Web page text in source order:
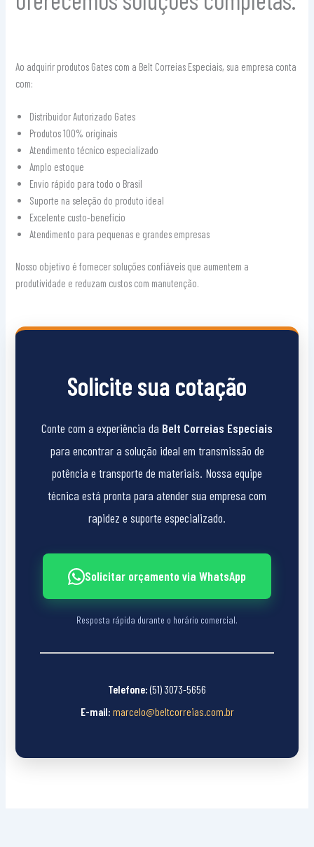
Ao adquirir produtos Gates com a Belt Correias Especiais, sua empresa conta
com:
Distribuidor Autorizado Gates
Produtos 100% originais
Atendimento técnico especializado
Amplo estoque
Envio rápido para todo o Brasil
Suporte na seleção do produto ideal
Excelente custo-benefício
Atendimento para pequenas e grandes empresas
Nosso objetivo é fornecer soluções confiáveis que aumentem a
produtividade e reduzam custos com manutenção.
Solicite sua cotação
Conte com a experiência da Belt Correias Especiais
para encontrar a solução ideal em transmissão de
potência e transporte de materiais. Nossa equipe
técnica está pronta para atender sua empresa com
rapidez e suporte especializado.
Solicitar orçamento via WhatsApp
Resposta rápida durante o horário comercial.
Telefone:(51) 3073-5656
E-mail: marcelo@beltcorreias.com.br